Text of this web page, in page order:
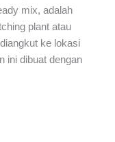
mix, adalah
plant atau
ke lokasi
ini dibuat dengan